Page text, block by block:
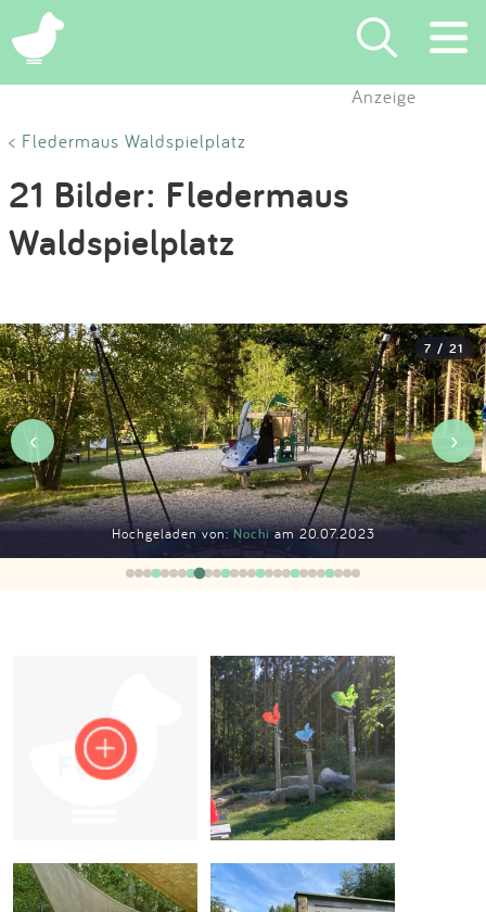
×
Suchen
Eintragen
App
Blog
Partner
Kontakt
Impressum
Anmelden
Anzeige
< Fledermaus Waldspielplatz
21 Bilder: Fledermaus
Waldspielplatz
Hochgeladen von:Nochiam 20.07.2023
7 / 21
‹ ›